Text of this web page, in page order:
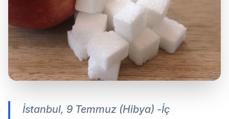
İstanbul, 9 Temmuz (Hibya) -İç